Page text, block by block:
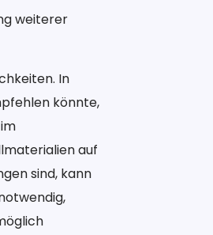
weiterer
In
könnte,
auf
sind, kann